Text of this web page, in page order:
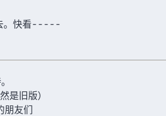
。快看-----
是旧版）
友们